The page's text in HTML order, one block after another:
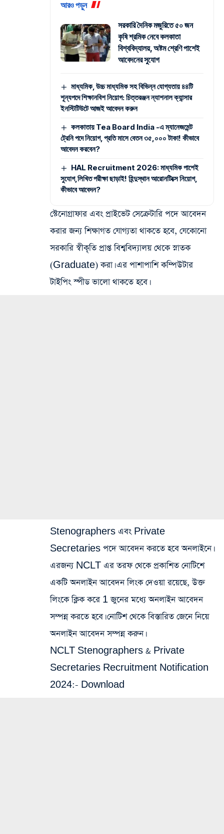
আরও পড়ুন
সরকারি দৈনিক মজুরিতে ৫০ জন
কৃষি শ্রমিক নেবে কলকাতা
বিশ্ববিদ্যালয়, অষ্টম শ্রেণি পাশেই
আবেদনের সুযোগ
মাধ্যমিক, উচ্চ মাধ্যমিক সহ বিভিন্ন যোগ্যতায় ৪৪টি
শূন্যপদে শিক্ষানবিশ নিয়োগ: চিত্তরঞ্জন ন্যাশনাল ক্যান্সার
ইনস্টিটিউটে আজই আবেদন করুন
কলকাতায় Tea Board India -এ ম্যানেজমেন্ট
ট্রেনি পদে নিয়োগ, প্রতি মাসে বেতন ৩৫,০০০ টাকা! কীভাবে
আবেদন করবেন?
HAL Recruitment 2026: মাধ্যমিক পাশেই
সুযোগ,লিখিত পরীক্ষা ছাড়াই! হিন্দুস্থান আরোনটিক্সে নিয়োগ,
কীভাবে আবেদন?
স্টেনোগ্রাফার এবং প্রাইভেট সেক্রেটারি পদে আবেদন
করার জন্য শিক্ষাগত যোগ্যতা থাকতে হবে, যেকোনো
সরকারি স্বীকৃতি প্রাপ্ত বিশ্ববিদ্যালয় থেকে স্নাতক
(Graduate) করা। এর পাশাপাশি কম্পিউটার
টাইপিং স্পীড ভালো থাকতে হবে।
Stenographers এবং Private
Secretaries পদে আবেদন করতে হবে অনলাইনে।
এরজন্য NCLT এর তরফ থেকে প্রকাশিত নোটিশে
একটি অনলাইন আবেদন লিংক দেওয়া রয়েছে, উক্ত
লিংকে ক্লিক করে 1 জুনের মধ্যে অনলাইন আবেদন
সম্পন্ন করতে হবে। নোটিশ থেকে বিস্তারিত জেনে নিয়ে
অনলাইন আবেদন সম্পন্ন করুন।
NCLT Stenographers & Private
Secretaries Recruitment Notification
2024:- Download